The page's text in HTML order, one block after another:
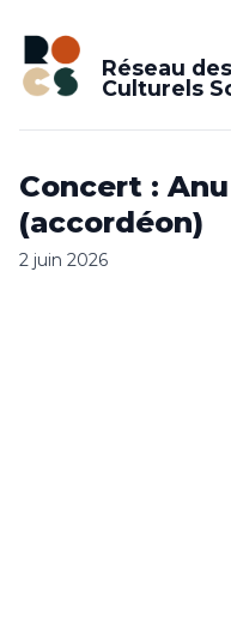
Réseau
Culturels
Concert :
(accordéon)
2 juin 2026